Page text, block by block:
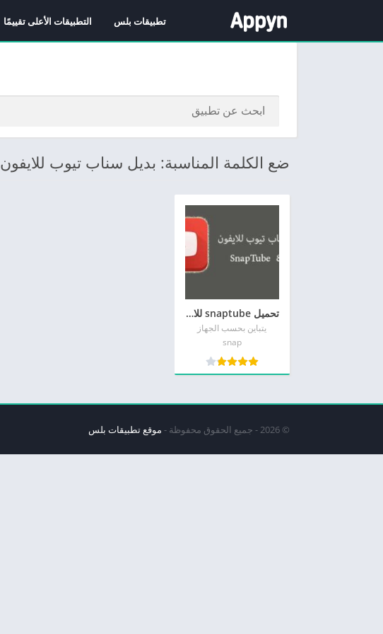
تطبيقات بلس التطبيقات الأعلى تقييمًا
ضع الكلمة المناسبة: بديل سناب تيوب للايفون
تحميل snaptube للايفون تنزيل سناب تيوب للايفون برابط مباشر مجاناً
يتباين بحسب الجهاز
snap
© 2026 - جميع الحقوق محفوظة - موقع تطبيقات بلس